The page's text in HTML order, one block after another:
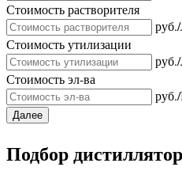
Стоимость растворителя
Стоимость утилизации
Стоимость эл-ва
Далее
Подбор